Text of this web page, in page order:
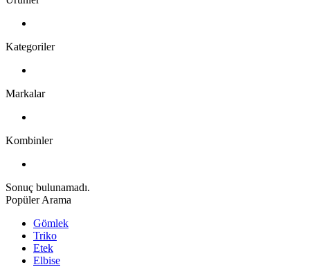
Kategoriler
Markalar
Kombinler
Sonuç bulunamadı.
Popüler Arama
Gömlek
Triko
Etek
Elbise